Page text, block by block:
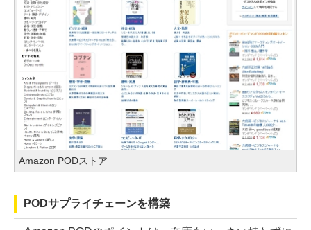
Amazon PODストア
PODサプライチェーンを構築